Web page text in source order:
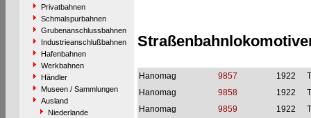
Privatbahnen
Schmalspurbahnen
Grubenanschlussbahnen
Industrieanschlußbahnen
Hafenbahnen
Werkbahnen
Händler
Museen / Sammlungen
Ausland
Niederlande
Hanomag 9857 1922
Hanomag
9858 1922
Hanomag
9859 1922